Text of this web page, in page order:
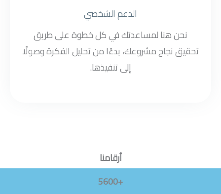
الدعم الشخصي
نحن هنا لمساعدتك في كل خطوة على طريق
تحقيق نجاح مشروعك، بدءًا من تحليل الفكرة وصولًا
إلى تنفيذها.
أرقامنا
+5600